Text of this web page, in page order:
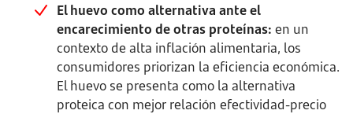
El huevo como alternativa ante el
encarecimiento de otras proteínas: en un
contexto de alta inflación alimentaria, los
consumidores priorizan la eficiencia económica.
El huevo se presenta como la alternativa
proteica con mejor relación efectividad-precio